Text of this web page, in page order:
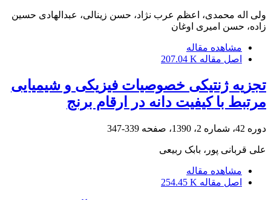
ولی اله محمدی، اعظم عرب نژاد، حسن زینالی، عبدالهادی حسین
زاده، حسن امیری اوغان
مشاهده مقاله
اصل مقاله 207.04 K
تجزیه ژنتیکی خصوصیات فیزیکی و شیمیایی
مرتبط با کیفیت دانه در ارقام برنج
دوره 42، شماره 2، 1390، صفحه 339-347
علی قربانی پور، بابک ربیعی
مشاهده مقاله
اصل مقاله 254.45 K